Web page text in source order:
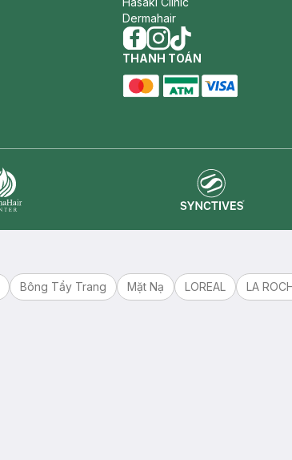
Dermahair
facebook
instagram
tiktok
THANH TOÁN
Bông Tẩy Trang Mặt Nạ LOREAL LA